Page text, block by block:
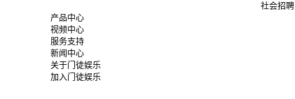
社会招聘
产品中心
视频中心
服务支持
新闻中心
关于门徒娱乐
加入门徒娱乐